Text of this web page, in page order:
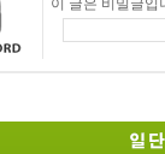
이 글은 비밀글입